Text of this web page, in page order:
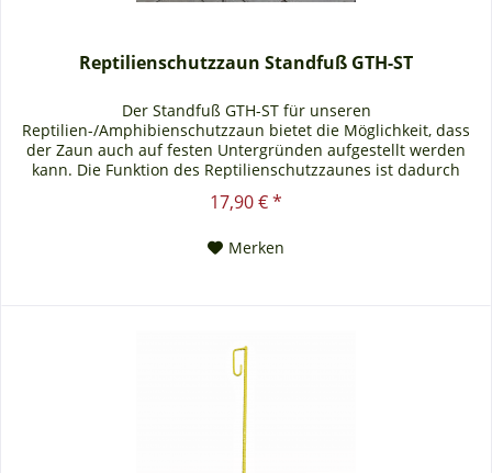
Reptilienschutzzaun Standfuß GTH-ST
Der Standfuß GTH-ST für unseren
Reptilien-/Amphibienschutzzaun bietet die Möglichkeit, dass
der Zaun auch auf festen Untergründen aufgestellt werden
kann. Die Funktion des Reptilienschutzzaunes ist dadurch
nicht eingeschränkt. Ob auf Pflaster, Schotter oder Asphalt,
unser Reptilien-/Amphibienschutzzaun ist durch den
17,90 € *
Merken